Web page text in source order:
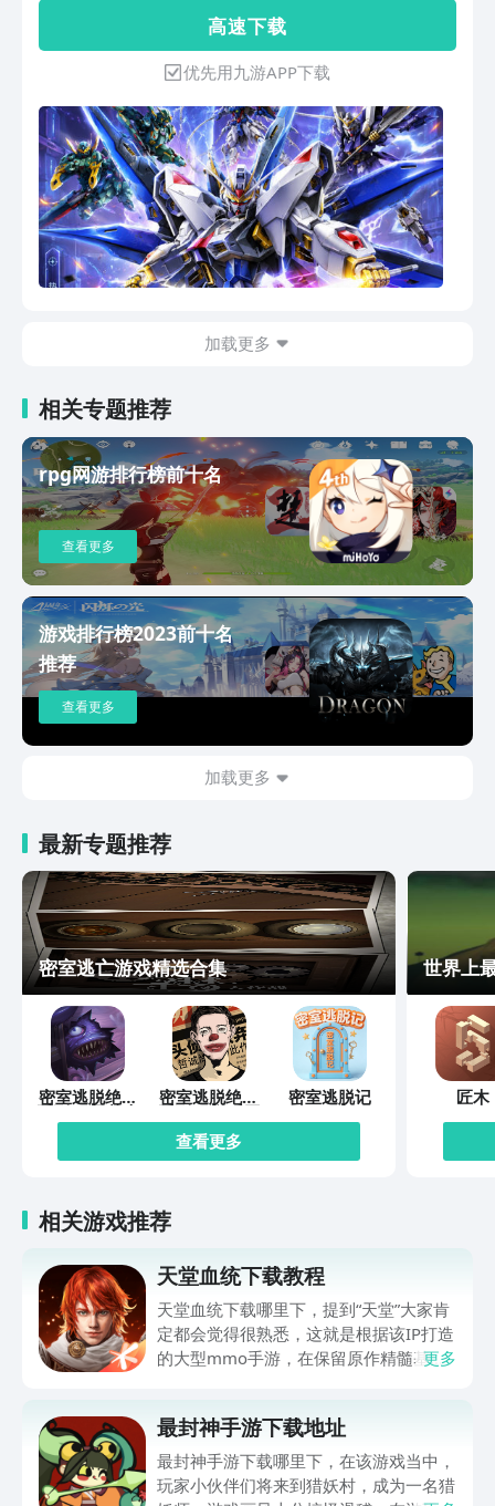
过多种方式与伙伴们增进友谊、分享奇
遇，了解旅伴们更多不为人知的经历和故
事......
不过是又一架等着被拆解的MA。勇气、
信念、以及你对机体的绝对信任——由你
来传承，这回合，你就是新世界的“王牌
驾驶员”。
高 速 下 载
优先用九游APP下载
加载更多
相关专题推荐
rpg网游排行榜前十名
查看更多
游戏排行榜2023前十名
推荐
查看更多
加载更多
最新专题推荐
密室逃亡游戏精选合集
密室逃脱绝境
系列10寻梦大
作战
密室逃脱绝境
系列11游乐园
密室逃脱记
查看更多
世界上
匠木
相关游戏推荐
天堂血统下载教程
天堂血统下载哪里下，提到“天堂”大家肯
定都会觉得很熟悉，这就是根据该IP打造
的大型mmo手游，在保留原作精髓基础
斗策略都有深度创新，肯定有不少伙伴都
很想玩，可提前在九游平台预约，手游福
利最有性价比APP，身后有阿里巴巴灵犀
更多
最封神手游下载地址
最封神手游下载哪里下，在该游戏当中，
玩家小伙伴们将来到猎妖村，成为一名猎